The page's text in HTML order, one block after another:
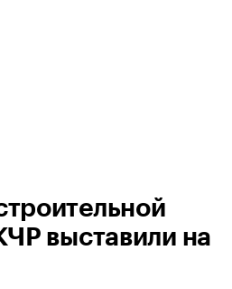
выставили на